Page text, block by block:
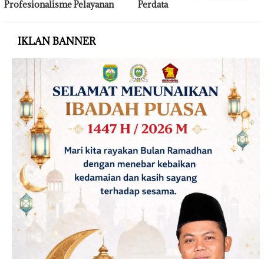
Profesionalisme Pelayanan
Perdata
IKLAN BANNER